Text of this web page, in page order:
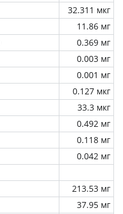
32.311 мкг
11.86 мг
0.369 мг
0.003 мг
0.001 мг
0.127 мкг
33.3 мкг
0.492 мг
0.118 мг
0.042 мг
213.53 мг
37.95 мг